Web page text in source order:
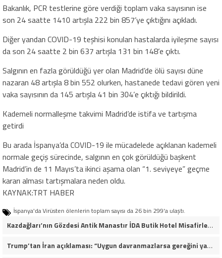
Bakanlık, PCR testlerine göre verdiği toplam vaka sayısının ise
son 24 saatte 1410 artışla 222 bin 857’ye çıktığını açıkladı.
Diğer yandan COVID-19 teşhisi konulan hastalarda iyileşme sayısı
da son 24 saatte 2 bin 637 artışla 131 bin 148’e çıktı.
Salgının en fazla görüldüğü yer olan Madrid’de ölü sayısı düne
nazaran 48 artışla 8 bin 552 olurken, hastanede tedavi gören yeni
vaka sayısının da 145 artışla 41 bin 304’e çıktığı bildirildi.
Kademeli normalleşme takvimi Madrid’de istifa ve tartışma
getirdi
Bu arada İspanya’da COVID-19 ile mücadelede açıklanan kademeli
normale geçiş sürecinde, salgının en çok görüldüğü başkent
Madrid’in de 11 Mayıs’ta ikinci aşama olan “1. seviyeye” geçme
kararı alması tartışmalara neden oldu.
KAYNAK:TRT HABER
İspanya'da Virüsten ölenlerin toplam sayısı da 26 bin 299'a ulaştı.
Kazdağları’nın Gözdesi Antik Manastır İDA Butik Hotel Misafirlerinden Tam Not Alıyor
Trump’tan İran açıklaması: “Uygun davranmazlarsa gereğini yaparım”